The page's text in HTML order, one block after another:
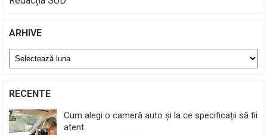
ARHIVE
Arhive
RECENTE
Cum alegi o cameră auto și la ce specificații să fii
atent